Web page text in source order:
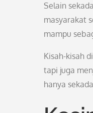
Selain
masyarakat
mampu
Kisah-kisah
tapi juga
hanya